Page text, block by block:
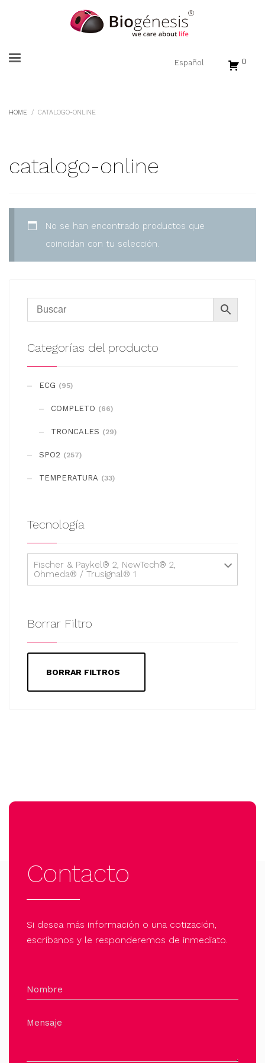
0
HOME CATALOGO-ONLINE
catalogo-online
No se han encontrado productos que
coincidan con tu selección.
Categorías del producto
ECG (95)
COMPLETO (66)
TRONCALES (29)
SPO2 (257)
TEMPERATURA (33)
Tecnología
Fischer & Paykel® 2, NewTech® 2,
Ohmeda® / Trusignal® 1
Borrar Filtro
BORRAR FILTROS
Contacto
Si desea más información o una cotización,
escríbanos y le responderemos de inmediato.
Nombre
Mensaje